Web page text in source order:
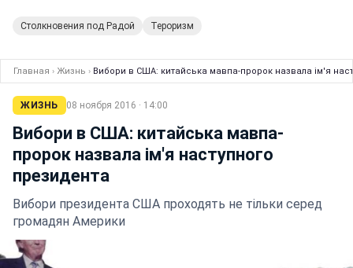
Столкновения под Радой Тероризм
Главная › Жизнь › Вибори в США: китайська мавпа-пророк назвала ім'я
ЖИЗНЬ 08 ноября 2016 · 14:00
Вибори в США: китайська мавпа-
пророк назвала ім'я наступного
президента
Вибори президента США проходять не тільки серед
громадян Америки